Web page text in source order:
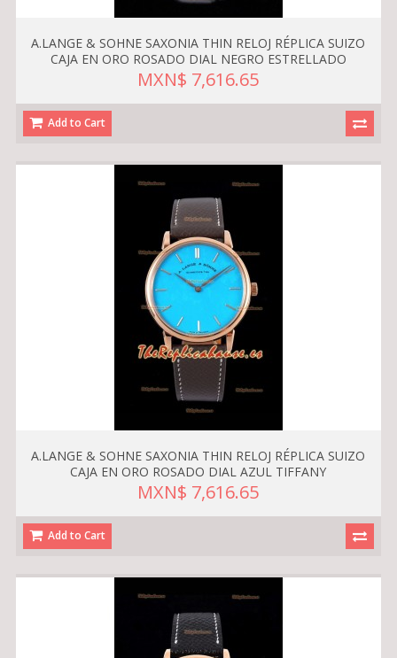
A.LANGE & SOHNE SAXONIA THIN RELOJ RÉPLICA SUIZO
CAJA EN ORO ROSADO DIAL NEGRO ESTRELLADO
MXN$ 7,616.65
Add to Cart
A.LANGE & SOHNE SAXONIA THIN RELOJ RÉPLICA SUIZO
CAJA EN ORO ROSADO DIAL AZUL TIFFANY
MXN$ 7,616.65
Add to Cart